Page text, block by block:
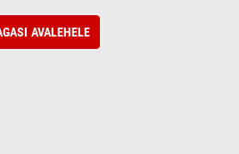
AVALEHELE